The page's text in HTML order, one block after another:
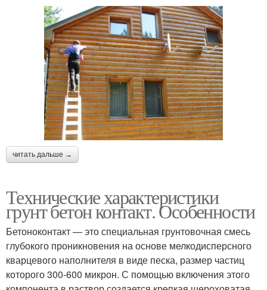
читать дальше →
Технические характеристики
грунт бетон контакт. Особенности
Бетоноконтакт — это специальная грунтовочная смесь
глубокого проникновения на основе мелкодисперсного
кварцевого наполнителя в виде песка, размер частиц
которого 300-600 микрон. С помощью включения этого